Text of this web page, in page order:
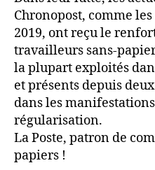
Chronopost, comme
2019, ont reçu le
travailleurs sans-
la plupart exploités
et présents depuis
dans les
régularisation.
La Poste, patron de
papiers !